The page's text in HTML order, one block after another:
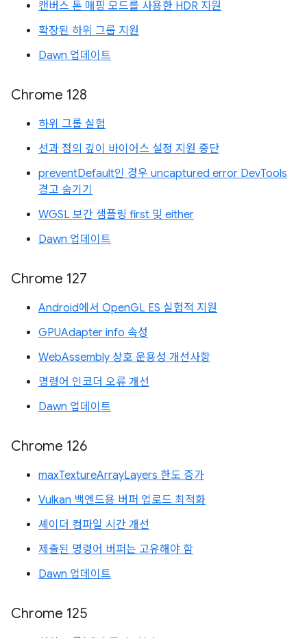
캔버스 톤 매핑 모드를 사용한 HDR 지원
확장된 하위 그룹 지원
Dawn 업데이트
Chrome 128
하위 그룹 실험
선과 점의 깊이 바이어스 설정 지원 중단
preventDefault인 경우 uncaptured error DevTools
경고 숨기기
WGSL 보간 샘플링 first 및 either
Dawn 업데이트
Chrome 127
Android에서 OpenGL ES 실험적 지원
GPUAdapter info 속성
WebAssembly 상호 운용성 개선사항
명령어 인코더 오류 개선
Dawn 업데이트
Chrome 126
maxTextureArrayLayers 한도 증가
Vulkan 백엔드용 버퍼 업로드 최적화
셰이더 컴파일 시간 개선
제출된 명령어 버퍼는 고유해야 함
Dawn 업데이트
Chrome 125